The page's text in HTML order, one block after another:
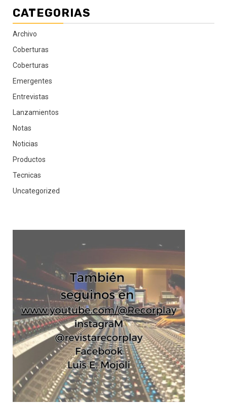
CATEGORIAS
Archivo
Coberturas
Coberturas
Emergentes
Entrevistas
Lanzamientos
Notas
Noticias
Productos
Tecnicas
Uncategorized